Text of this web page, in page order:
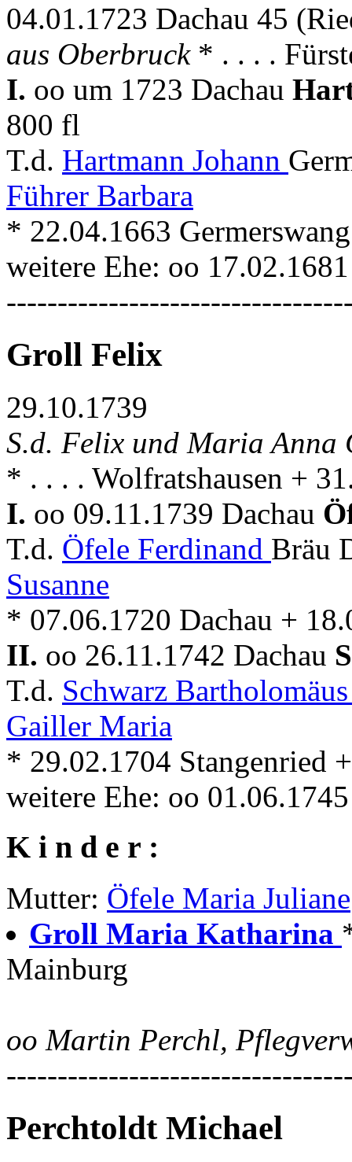
04.01.1723 Dachau 45
aus Oberbruck * . . . .
I. oo um 1723 Dachau
800 fl
T.d. Hartmann Johann
Führer Barbara
* 22.04.1663
weitere Ehe: oo
Groll Felix
29.10.1739
S.d. Felix und Maria Anna
* . . . . Wolfratshausen +
I. oo 09.11.1739 Dachau
T.d. Öfele Ferdinand Bräu
Susanne
* 07.06.1720 Dachau +
II. oo 26.11.1742 Dachau
T.d. Schwarz
Gailler Maria
* 29.02.1704 Stangenried
weitere Ehe: oo
K i n d e r :
Mutter: Öfele Maria Juliane
Groll Maria Katharina
Mainburg
oo Martin Perchl,
Perchtoldt Michael